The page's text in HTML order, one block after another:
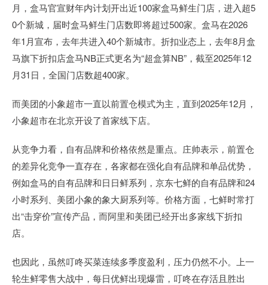
月，盒马官宣财年内计划开出近100家盒马鲜生门店，进入超5
0个新城，届时盒马鲜生门店数即将超过500家。盒马在2026
年1月宣布，去年共进入40个新城市。折扣业态上，去年8月盒
马旗下折扣店盒马NB正式更名为“超盒算NB”，截至2025年12
月31日，全国门店数超400家。
而美团的小象超市一直以前置仓模式为主，直到2025年12月，
小象超市在北京开设了首家线下店。
从竞争力看，自有品牌和价格依然是重点。庄帅表示，前置仓
的差异化竞争一直存在，各家都在强化自有品牌和单品优势，
例如盒马的自有品牌和日日鲜系列，京东七鲜的自有品牌和24
小时系列、美团小象的象大厨系列等。价格方面，七鲜时常打
出“击穿价”宣传产品，而阿里和美团已经开出多家线下折扣
店。
也因此，虽然叮咚买菜连续多季度盈利，压力仍然不小。上一
轮生鲜零售大战中，每日优鲜出现爆雷，叮咚在存活且胜出